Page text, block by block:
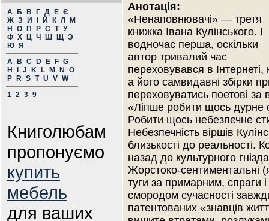
А Б В Г Д Е Є
Ж З И Й К Л
М
Н
О П Р С Т У
Ф Х Ц Ч Ш Щ Э
Ю Я
A
B C D E F G
H
J K L M N
O
P
R S T U V W
1 2 3 9
Книголюбам
пропонуємо
купить
мебель
для ваших
Анотація:
«Ненаповнювачі» — третя
книжка Івана Кулінського. І
водночас перша, оскільки
автор тривалий час
переховувався в Інтернеті,
а його самвидавні збірки
переховуватись поетові за
«Ліпше робити щось дурне
Робити щось небезпечне
Небезпечність віршів
близькості до реальності.
назад до культурного
Жорстоко-сентиментальні
туги за примарним, спраги
смородом сучасності
патентованих «знавців